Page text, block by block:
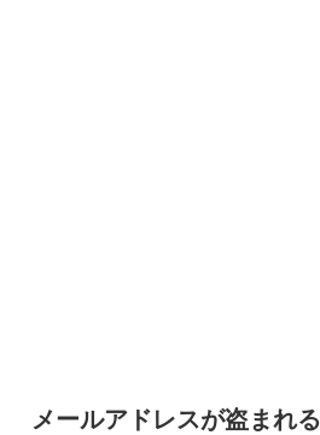
メールアドレスが盗まれる